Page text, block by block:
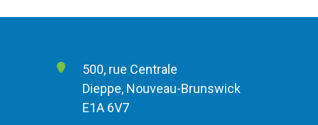
500, rue Centrale
Dieppe, Nouveau-Brunswick
E1A 6V7